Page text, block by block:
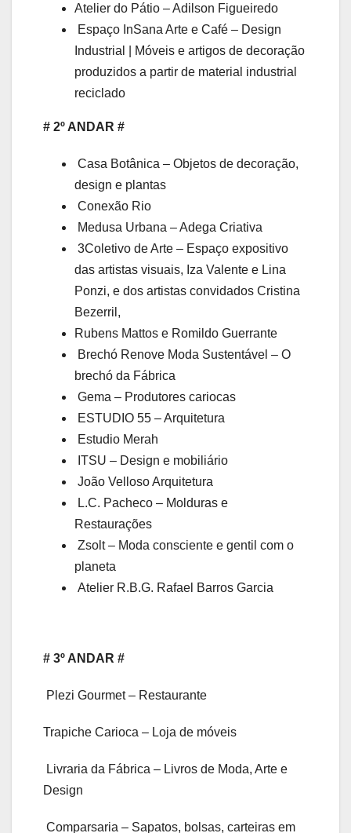
Atelier do Pátio – Adilson Figueiredo
Espaço InSana Arte e Café – Design
Industrial | Móveis e artigos de decoração
produzidos a partir de material industrial
reciclado
# 2º ANDAR #
Casa Botânica – Objetos de decoração,
design e plantas
Conexão Rio
Medusa Urbana – Adega Criativa
3Coletivo de Arte – Espaço expositivo
das artistas visuais, Iza Valente e Lina
Ponzi, e dos artistas convidados Cristina
Bezerril,
Rubens Mattos e Romildo Guerrante
Brechó Renove Moda Sustentável – O
brechó da Fábrica
Gema – Produtores cariocas
ESTUDIO 55 – Arquitetura
Estudio Merah
ITSU – Design e mobiliário
João Velloso Arquitetura
L.C. Pacheco – Molduras e
Restaurações
Zsolt – Moda consciente e gentil com o
planeta
Atelier R.B.G. Rafael Barros Garcia
# 3º ANDAR #
Plezi Gourmet – Restaurante
Trapiche Carioca – Loja de móveis
Livraria da Fábrica – Livros de Moda, Arte e
Design
Comparsaria – Sapatos, bolsas, carteiras em